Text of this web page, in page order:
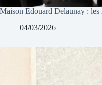
Maison Edouard Delaunay : les
04/03/2026